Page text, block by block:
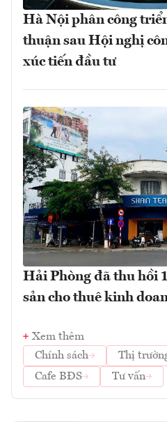
Hà Nội phân công
thuận sau Hội nghị
xúc tiến đầu tư
Hải Phòng đã thu hồi
sản cho thuê kinh
Xem thêm
Chính sách
Thị
Cafe BĐS
Tư vấn